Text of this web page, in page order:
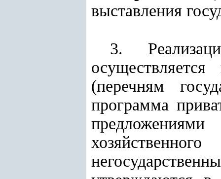
выставления
3.
(перечням
программа